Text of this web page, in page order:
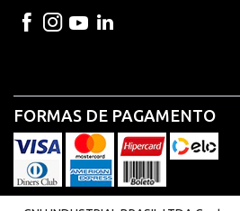
FORMAS DE PAGAMENTO